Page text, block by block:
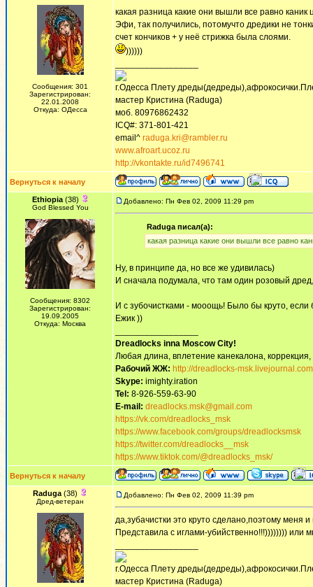
Сообщения: 301
Зарегистрирован:
22.01.2008
Откуда: ОДесса
какая разница какие они вышли все равно каник
Эфи, так получились, потомучто дредики не
счет кончиков + у неё стрижка была слоями.
))))))
г.Одесса Плету
мастер Кристина (Raduga)
моб. 80976862432
ICQ#: 371-801-421
email^ raduga.kri@rambler.ru
www.afroart.ucoz.ru
http://vkontakte.ru/id7496741
Вернуться к началу
Ethiopia(38)
God Blessed You
Сообщения: 8302
Зарегистрирован:
19.09.2005
Откуда: Москва
Добавлено: Пн Фев 02, 2009 11:29 pm
Raduga писал(а):
какая разница какие они вышли все равно
Ну, в принципе да, но все же удивилась)
И сначала подумала, что там один розовый
И с зубочистками - мооощь! Было бы круто,
Ежик ))
Dreadlocks inna Moscow Сity!
Любая длина, вплетение канекалона,
Рабочий ЖЖ: http://dreadlocks-
Skype: imighty.iration
Tel: 8-926-559-63-90
E-mail: dreadlocks.msk@gmail.com
https://vk.com/dreadlocks_msk
https://www.facebook.com/groups/dreadlocksmsk
https://twitter.com/dreadlocks__msk
https://www.tiktok.com/@dreadlocks_msk/
Вернуться к началу
Raduga (38)
Дред-ветеран
Добавлено: Пн Фев 02, 2009 11:39 pm
да,зубачистки это круто сделано,поэтому меня
Представила с иглами-убийственно!!!)))))))) или
г.Одесса Плету
мастер Кристина (Raduga)